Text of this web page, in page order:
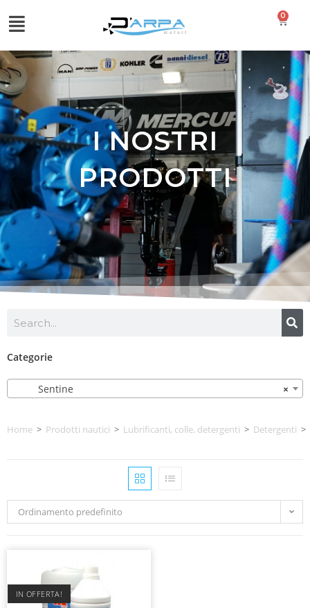
0
I NOSTRI
PRODOTTI
Categorie
×
Sentine
Home > Prodotti nautici > Lubrificanti, colle, detergenti > Detergenti >
Ordinamento predefinito
IN OFFERTA!